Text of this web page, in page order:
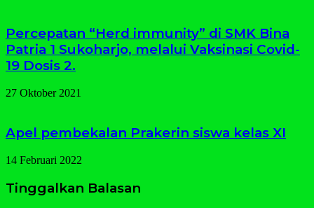
Percepatan “Herd immunity” di SMK Bina
Patria 1 Sukoharjo, melalui Vaksinasi Covid-
19 Dosis 2.
27 Oktober 2021
Apel pembekalan Prakerin siswa kelas XI
14 Februari 2022
Tinggalkan Balasan